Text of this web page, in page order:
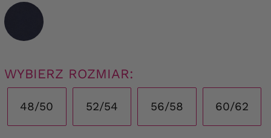
WYBIERZ ROZMIAR:
48/50 52/54 56/58 60/62